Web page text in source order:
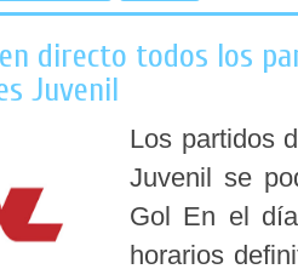
directo todos los
Juvenil
Los partidos
Juvenil se
Gol En el
horarios